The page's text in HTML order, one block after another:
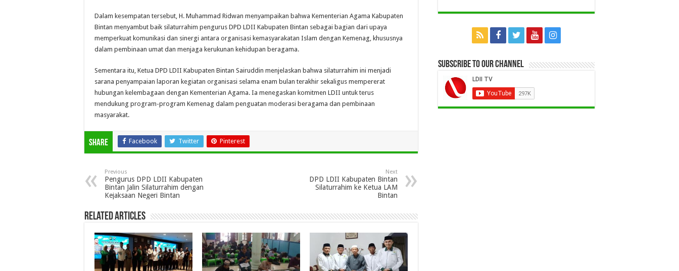
Dalam kesempatan tersebut, H. Muhammad Ridwan menyampaikan bahwa Kementerian Agama Kabupaten
Bintan menyambut baik silaturrahim pengurus DPD LDII Kabupaten Bintan sebagai bagian dari upaya
memperkuat komunikasi dan sinergi antara organisasi kemasyarakatan Islam dengan Kemenag, khususnya
dalam pembinaan umat dan menjaga kerukunan kehidupan beragama.
Sementara itu, Ketua DPD LDII Kabupaten Bintan Sairuddin menjelaskan bahwa silaturrahim ini menjadi
sarana penyampaian laporan kegiatan organisasi selama enam bulan terakhir sekaligus mempererat
hubungan kelembagaan dengan Kementerian Agama. Ia menegaskan komitmen LDII untuk terus
mendukung program-program Kemenag dalam penguatan moderasi beragama dan pembinaan
masyarakat.
Share Facebook Twitter Pinterest
Previous
Pengurus DPD LDII Kabupaten
Bintan Jalin Silaturrahim dengan
Kejaksaan Negeri Bintan
Next
DPD LDII Kabupaten Bintan
Silaturrahim ke Ketua LAM
Bintan
Related Articles
Subscribe to our Channel